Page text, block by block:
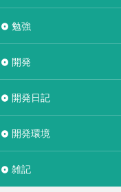
勉強
開発
開発日記
開発環境
雑記